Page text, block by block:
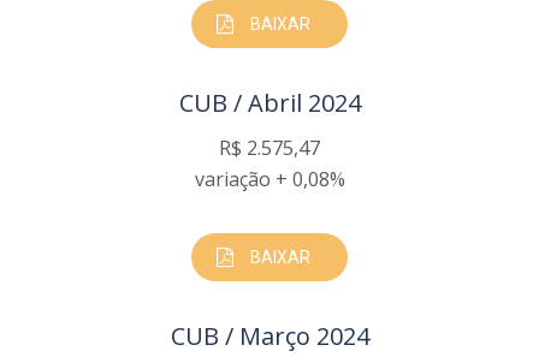
BAIXAR
CUB / Abril 2024
R$ 2.575,47
variação + 0,08%
BAIXAR
CUB / Março 2024